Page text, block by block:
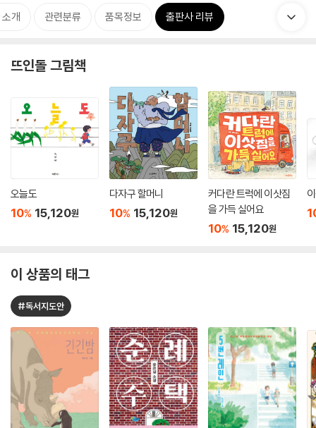
개 관련분류 품목정보 출판사 리뷰
뜨인돌 그림책
오늘도
10% 15,120원
다자구 할머니
10% 15,120원
커다란 트럭에 이삿짐
을 가득 실어요
10% 15,120원
이 상품의 태그
#독서지도안